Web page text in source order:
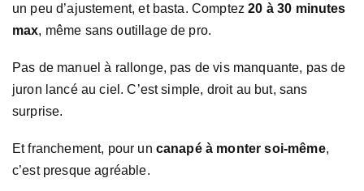
un peu d’ajustement, et basta. Comptez20 à 30 minutes
max, même sans outillage de pro.
Pas de manuel à rallonge, pas de vis manquante, pas de
juron lancé au ciel. C’est simple, droit au but, sans
surprise.
Et franchement, pour un canapé à monter soi-même,
c’est presque agréable.